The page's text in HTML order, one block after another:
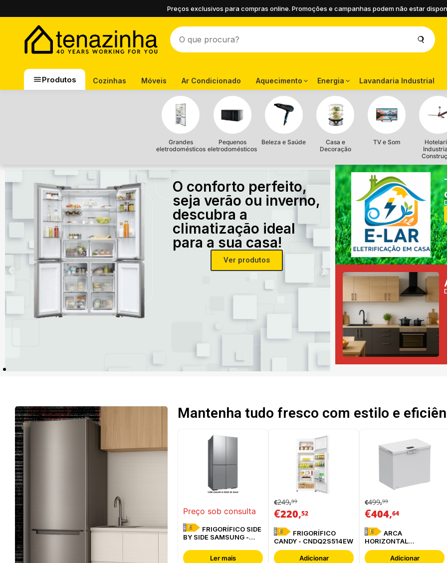
Preços exclusivos para compras online. Promoções e campanhas podem não estar
Produtos Cozinhas Móveis Ar Condicionado Aquecimento Energia Lavandaria Industrial
Grandes
eletrodomésticos
Pequenos
eletrodomésticos
Beleza e Saúde
Casa e
Decoração
TV e Som
O conforto perfeito,
seja verão ou inverno,
descubra a
climatização ideal
para a sua casa!
Ver produtos
Mantenha tudo fresco com estilo e
Preço sob consulta
E
BY SIDE SAMSUNG -
Ler mais
€249,99
€220,52
E
CANDY - CNDQ2S514EW
Adicionar
€499,99
€404,64
E
HORIZONTAL
WHIRLPOOL -
W3RHS24EW
Adicionar